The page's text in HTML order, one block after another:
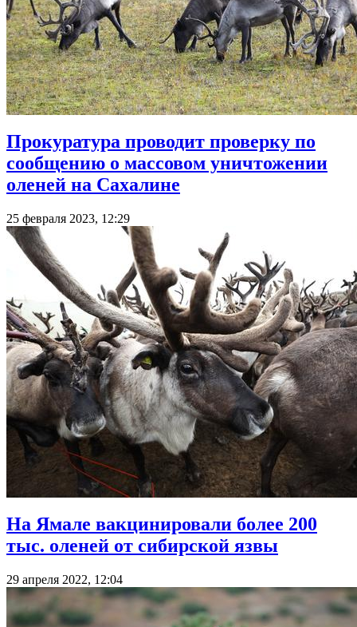
Прокуратура проводит проверку по
сообщению о массовом уничтожении
оленей на Сахалине
25 февраля 2023, 12:29
На Ямале вакцинировали более 200
тыс. оленей от сибирской язвы
29 апреля 2022, 12:04